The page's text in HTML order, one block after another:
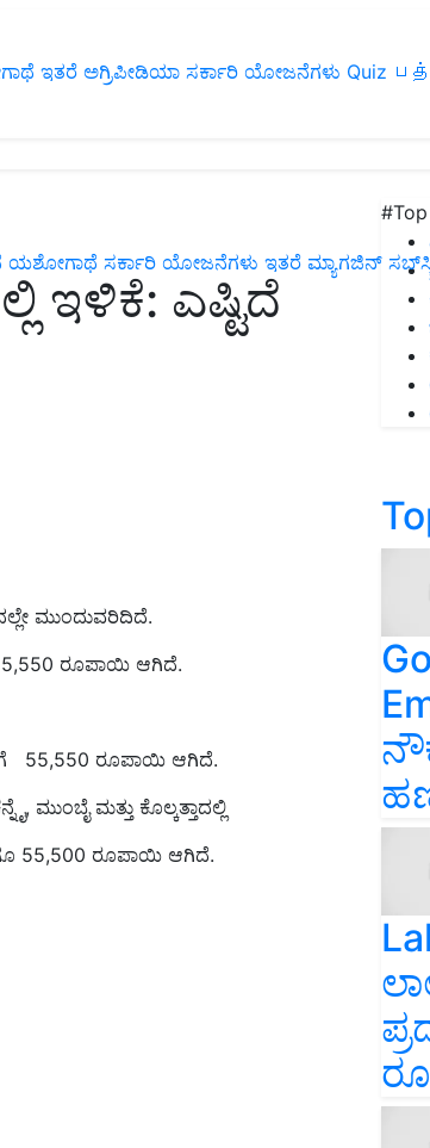
ಇತರೆ ಅಗ್ರಿಪೀಡಿಯಾ ಸರ್ಕಾರಿ ಯೋಜನೆಗಳು Quiz
ಯಶೋಗಾಥೆ ಸರ್ಕಾರಿ ಯೋಜನೆಗಳು ಇತರೆ ಮ್ಯಾಗಜಿನ್‌
ಇಳಿಕೆ: ಎಷ್ಟಿದೆ
ಮುಂದುವರಿದಿದೆ.
5,550 ರೂಪಾಯಿ ಆಗಿದೆ.
55,550 ರೂಪಾಯಿ ಆಗಿದೆ.
ಮತ್ತು ಕೊಲ್ಕತ್ತಾದಲ್ಲಿ
55,500 ರೂಪಾಯಿ ಆಗಿದೆ.